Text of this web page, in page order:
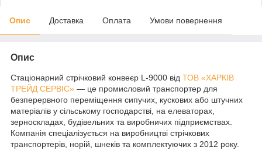
Опис Доставка Оплата Умови повернення
Опис
Стаціонарний стрічковий конвеєр L-9000 від ТОВ «ХАРКІВ
ТРЕЙД СЕРВІС» — це промисловий транспортер для
безперервного переміщення сипучих, кускових або штучних
матеріалів у сільському господарстві, на елеваторах,
зерноскладах, будівельних та виробничих підприємствах.
Компанія спеціалізується на виробництві стрічкових
транспортерів, норій, шнеків та комплектуючих з 2012 року.